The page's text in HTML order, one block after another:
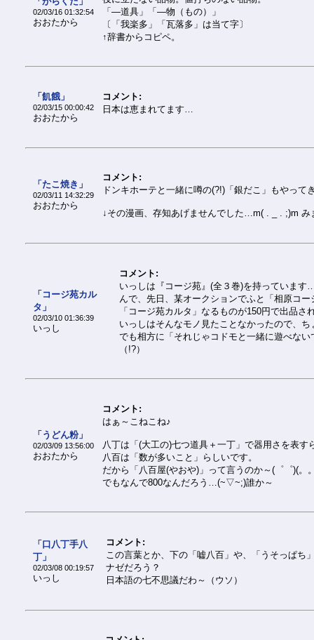
02/03/16 01:32:54
おおたから
「―道具」「―物（もの）」
〔「我楽多」「瓦落多」は当て字〕
↑辞書からコピペ。
「飢餓」
02/03/15 00:00:42
おおたから
コメント:
日本は恵まれてます…
「たこ焼き」
02/03/11 14:32:29
おおたから
コメント:
ドンキホーテと一緒に噂の(?!)「銀だこ」もやって
↓その漫画、存知あげませんでした…m( . _ . ;)m
「コージ苑カル
タ」
02/03/10 01:36:39
いっし
コメント:
いっしは『コージ苑』(全３巻)を持っています
んで、先日、某オークションでふと「相原コ
「コージ苑カルタ」なるものが150円で出品さ
いっしはそんなモノ見たことなかったので、ち
でも相方に「それじゃコドモと一緒に遊べな
（!?）
「うどん粉」
02/03/09 13:56:00
おおたから
コメント:
はぁ～こねこね♪
八丁は「(大工の)七つ道具＋一丁」で器用さを表す
八百は「数が多いこと」らしいです。
だから「八百屋(やおや)」って言うのか～(゜゜)(。
でもなんで800なんだろう…(~▽~;)誰か～
「口八丁手八
丁」
02/03/08 00:19:57
いっし
コメント:
この言葉とか、下の「嘘八百」や、「うそっぱち
ナゼだろう？
日本語の七不思議だわ～（ウソ）